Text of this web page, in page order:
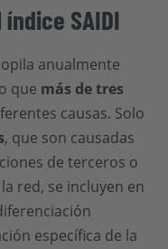
SAIDI
anualmente
que más de tres
causas. Solo
, que son causadas
de terceros o
red, se incluyen en
específica de la